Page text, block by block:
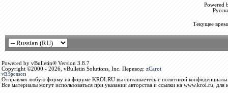
Powered
Текущее
Powered by vBulletin® Version 3.8.7
Copyright ©2000 - 2026, vBulletin Solutions, Inc. Перевод: zCarot
vB.Sponsors
Отправляя любую форму на форуме KROI.RU вы соглашаетесь с политикой
Все материалы могут использоваться при указании авторства и ссылки на www.kroi.ru, для